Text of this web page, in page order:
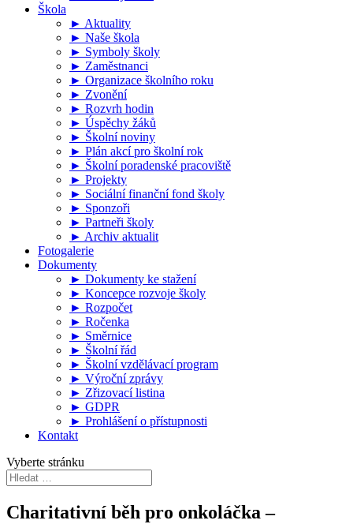
Škola
► Aktuality
► Naše škola
► Symboly školy
► Zaměstnanci
► Organizace školního roku
► Zvonění
► Rozvrh hodin
► Úspěchy žáků
► Školní noviny
► Plán akcí pro školní rok
► Školní poradenské pracoviště
► Projekty
► Sociální finanční fond školy
► Sponzoři
► Partneři školy
► Archiv aktualit
Fotogalerie
Dokumenty
► Dokumenty ke stažení
► Koncepce rozvoje školy
► Rozpočet
► Ročenka
► Směrnice
► Školní řád
► Školní vzdělávací program
► Výroční zprávy
► Zřizovací listina
► GDPR
► Prohlášení o přístupnosti
Kontakt
Vyberte stránku
Charitativní běh pro onkoláčka –